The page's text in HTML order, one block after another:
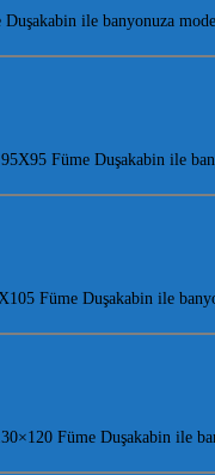
ile banyonuza
Füme Duşakabin ile
Füme Duşakabin ile
Füme Duşakabin ile